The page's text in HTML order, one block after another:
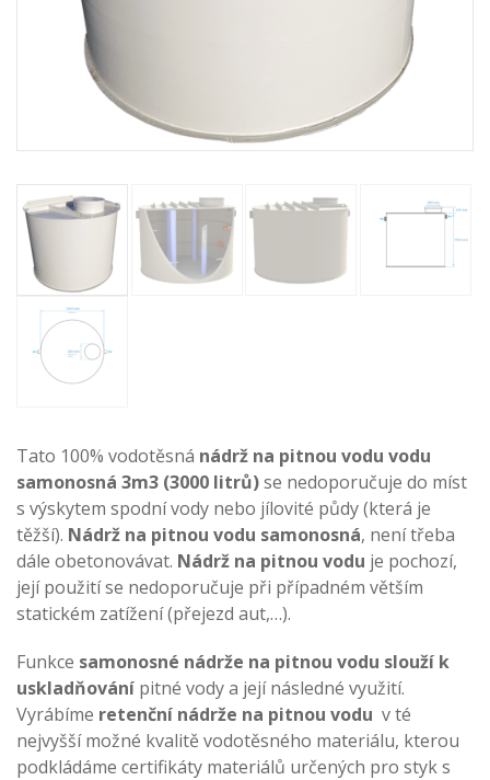
Tato 100% vodotěsná nádrž na pitnou vodu vodu
samonosná 3m3 (3000 litrů)se nedoporučuje do míst
s výskytem spodní vody nebo jílovité půdy (která je
těžší). Nádrž na pitnou vodu samonosná, není třeba
dále obetonovávat. Nádrž na pitnou vodu je pochozí,
její použití se nedoporučuje při případném větším
statickém zatížení (přejezd aut,…).
Funkce samonosné nádrže na pitnou vodu slouží k
uskladňování pitné vody a její následné využití.
Vyrábíme retenční nádrže na pitnou vodu v té
nejvyšší možné kvalitě vodotěsného materiálu, kterou
podkládáme certifikáty materiálů určených pro styk s